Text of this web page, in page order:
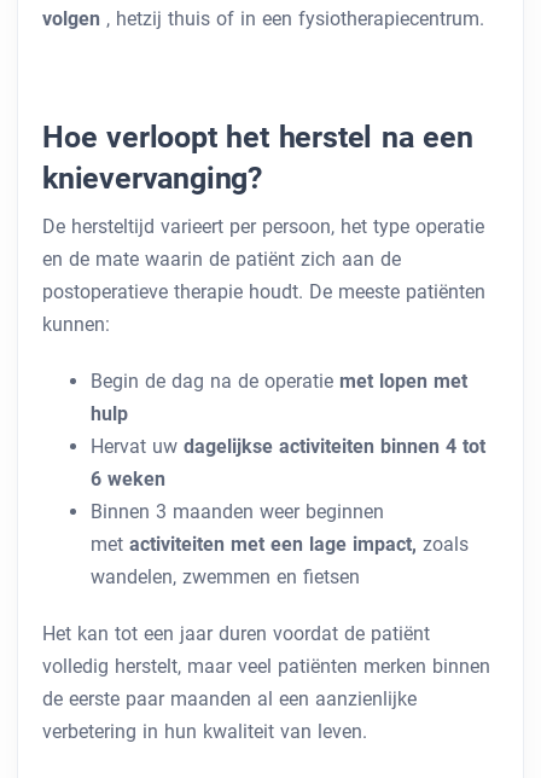
volgen , hetzij thuis of in een fysiotherapiecentrum.
Hoe verloopt het herstel na een
knievervanging?
De hersteltijd varieert per persoon, het type operatie
en de mate waarin de patiënt zich aan de
postoperatieve therapie houdt. De meeste patiënten
kunnen:
Begin de dag na de operatie met lopen met
hulp
Hervat uw dagelijkse activiteiten binnen 4 tot
6 weken
Binnen 3 maanden weer beginnen
met activiteiten met een lage impact, zoals
wandelen, zwemmen en fietsen
Het kan tot een jaar duren voordat de patiënt
volledig herstelt, maar veel patiënten merken binnen
de eerste paar maanden al een aanzienlijke
verbetering in hun kwaliteit van leven.